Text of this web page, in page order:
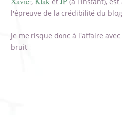
l'épreuve de la crédibilité du
Je me risque donc à l'affaire
bruit :